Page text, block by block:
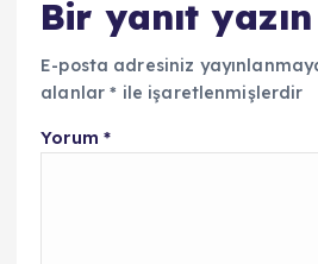
Bir yanıt yazın
E-posta adresiniz
alanlar* ile işaretlenmişlerdir
Yorum *